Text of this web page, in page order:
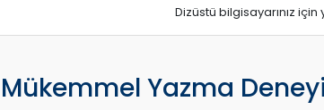
Dizüstü bilgisayarınız
Mükemmel Yazma